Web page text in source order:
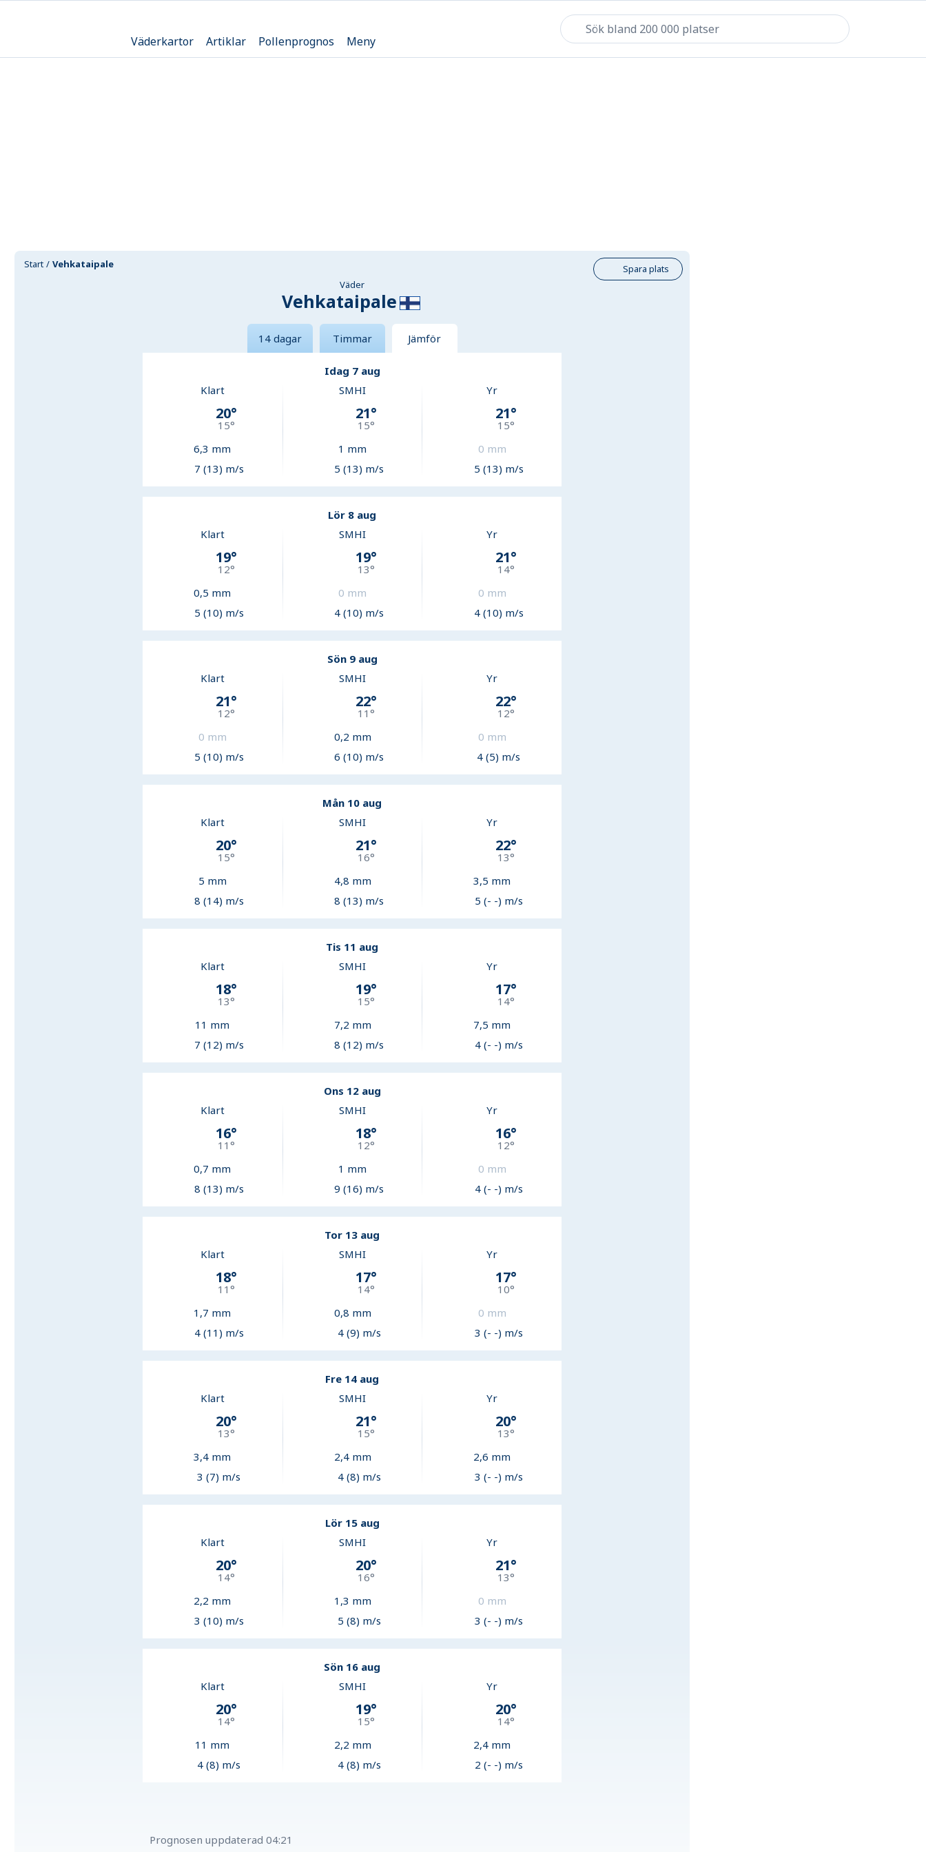
Väderkartor Artiklar Pollenprognos Meny
Start Vehkataipale
Spara plats
Väder
Vehkataipale
14 dagar Timmar Jämför
Idag 7 aug
Klart
20°
15°
6,3 mm
7 (13) m/s
SMHI
21°
15°
1 mm
5 (13) m/s
Yr
21°
15°
0 mm
5 (13) m/s
Lör 8 aug
Klart
19°
12°
0,5 mm
5 (10) m/s
SMHI
19°
13°
0 mm
4 (10) m/s
Yr
21°
14°
0 mm
4 (10) m/s
Sön 9 aug
Klart
21°
12°
0 mm
5 (10) m/s
SMHI
22°
11 °
0,2 mm
6 (10) m/s
Yr
22°
12°
0 mm
4 (5) m/s
Mån 10 aug
Klart
20°
15°
5 mm
8 (14) m/s
SMHI
21°
16°
4,8 mm
8 (13) m/s
Yr
22°
13°
3,5 mm
5 (- -) m/s
Tis 11 aug
Klart
18°
13°
11 mm
7 (12) m/s
SMHI
19°
15°
7,2 mm
8 (12) m/s
Yr
17°
14°
7,5 mm
4 (- -) m/s
Ons 12 aug
Klart
16°
11 °
0,7 mm
8 (13) m/s
SMHI
18°
12°
1 mm
9 (16) m/s
Yr
16°
12°
0 mm
4 (- -) m/s
Tor 13 aug
Klart
18°
11 °
1,7 mm
4 (11) m/s
SMHI
17°
14°
0,8 mm
4 (9) m/s
Yr
17°
10°
0 mm
3 (- -) m/s
Fre 14 aug
Klart
20°
13°
3,4 mm
3 (7) m/s
SMHI
21°
15°
2,4mm
4 (8) m/s
Yr
20°
13°
2,6 mm
3 (- -) m/s
Lör 15 aug
Klart
20°
14°
2,2 mm
3 (10) m/s
SMHI
20°
16°
1,3 mm
5 (8) m/s
Yr
21°
13°
0 mm
3 (- -) m/s
Sön 16 aug
Klart
20°
14°
11 mm
4 (8) m/s
SMHI
19°
15°
2,2 mm
4 (8) m/s
Yr
20°
14°
2,4 mm
2 (- -) m/s
Prognosen uppdaterad 04:21